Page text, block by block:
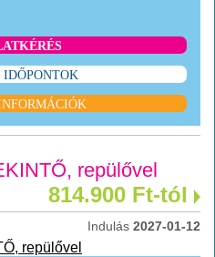
repülővel
814.900 Ft-tól
Indulás 2027-01-12